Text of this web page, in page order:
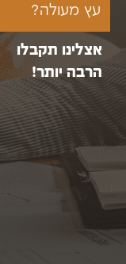
עץ מעולה?
אצלינו תקבלו
הרבה יותר!